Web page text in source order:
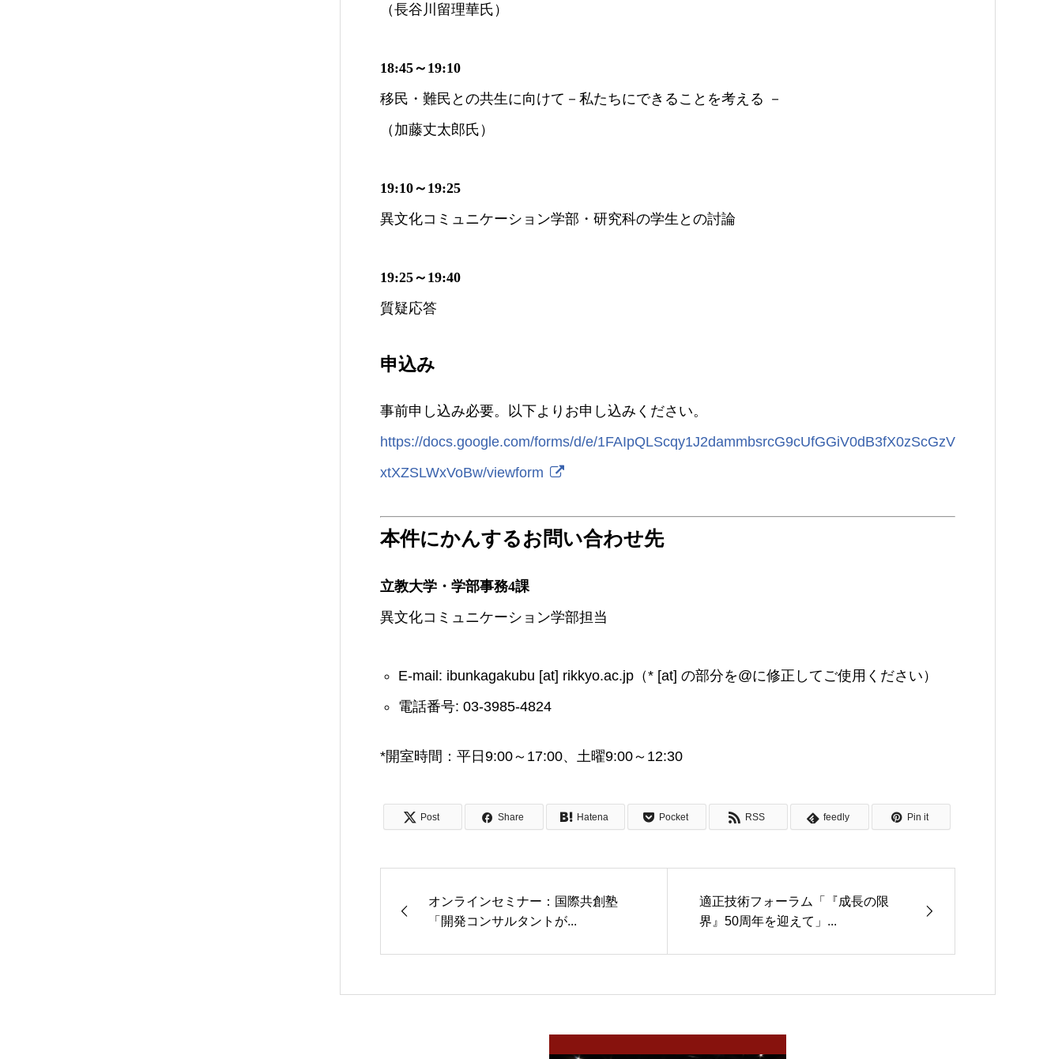
（長谷川留理華氏）
18:45～19:10
移民・難民との共生に向けて－私たちにできることを考える －
（加藤丈太郎氏）
19:10～19:25
異文化コミュニケーション学部・研究科の学生との討論
19:25～19:40
質疑応答
申込み
事前申し込み必要。以下よりお申し込みください。
https://docs.google.com/forms/d/e/1FAIpQLScqy1J2dammbsrcG9cUfGGiV0dB3fX0zScGzV
xtXZSLWxVoBw/viewform
本件にかんするお問い合わせ先
立教大学・学部事務4課
異文化コミュニケーション学部担当
E-mail: ibunkagakubu [at] rikkyo.ac.jp（* [at] の部分を@に修正してご使用ください）
電話番号: 03-3985-4824
*開室時間：平日9:00～17:00、土曜9:00～12:30
Post Share Hatena Pocket RSS feedly Pin it
オンラインセミナー：国際共創塾
「開発コンサルタントが...
適正技術フォーラム「『成長の限
界』50周年を迎えて」...